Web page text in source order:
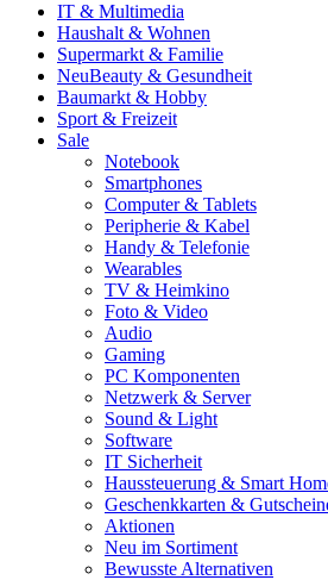
IT & Multimedia
Haushalt & Wohnen
Supermarkt & Familie
NeuBeauty & Gesundheit
Baumarkt & Hobby
Sport & Freizeit
Sale
Notebook
Smartphones
Computer & Tablets
Peripherie & Kabel
Handy & Telefonie
Wearables
TV & Heimkino
Foto & Video
Audio
Gaming
PC Komponenten
Netzwerk & Server
Sound & Light
Software
IT Sicherheit
Haussteuerung & Smart
Geschenkkarten &
Aktionen
Neu im Sortiment
Bewusste Alternativen